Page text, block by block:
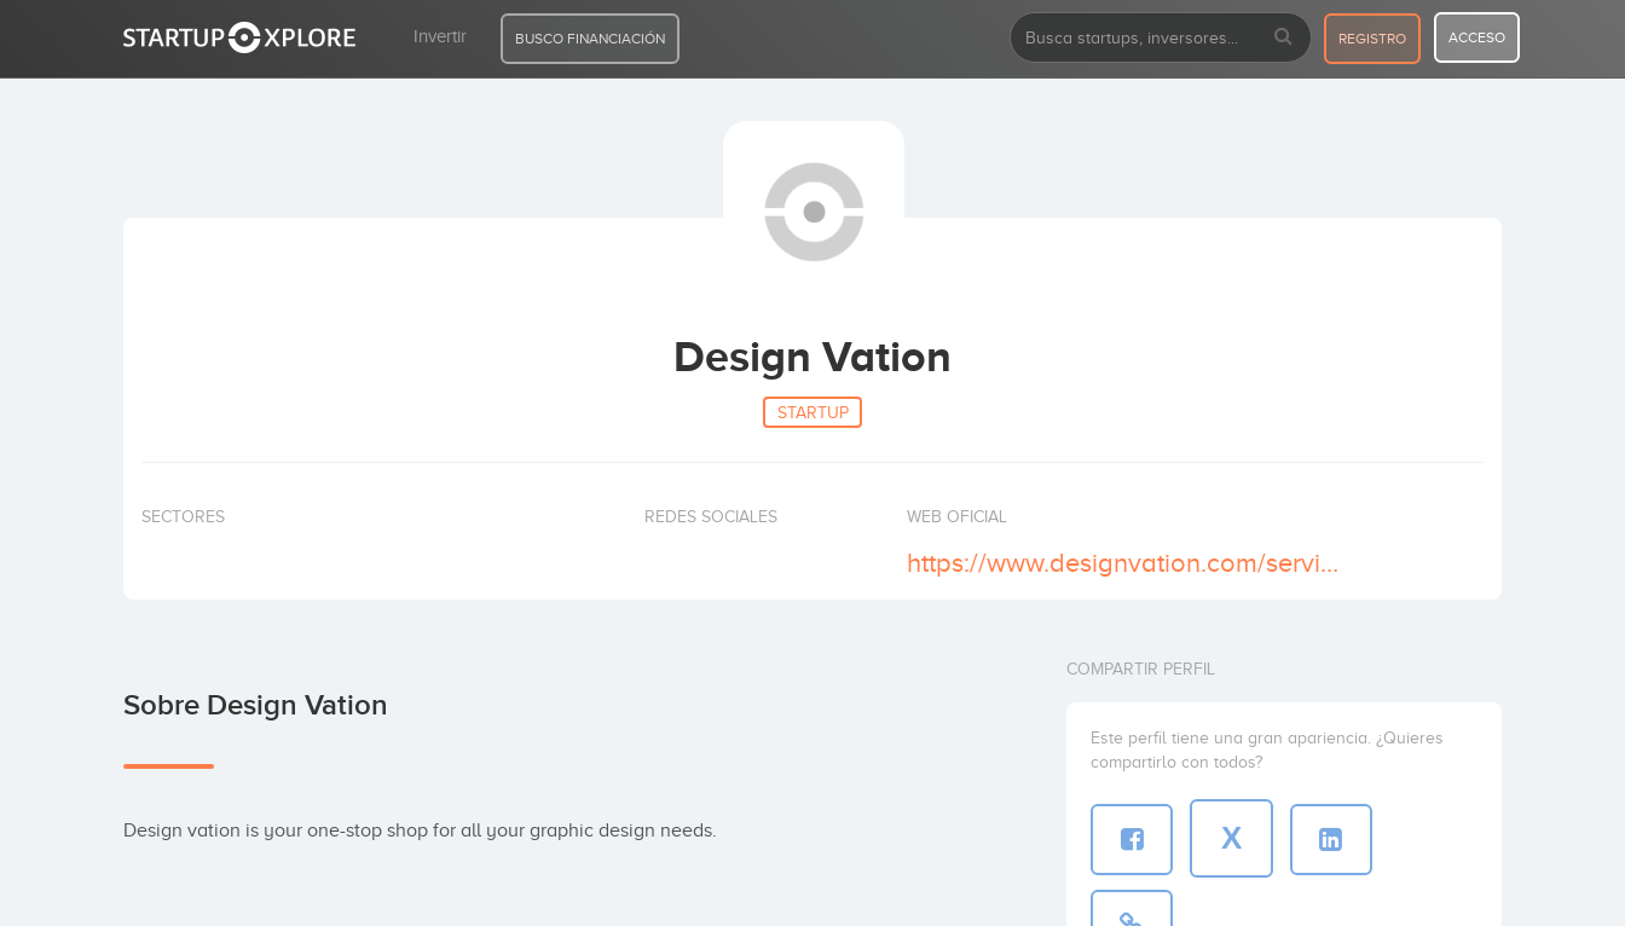
Invertir BUSCO FINANCIACIÓN REGISTRO ACCESO
Design Vation
STARTUP
SECTORES REDES SOCIALES WEB OFICIAL
https://www.designvation.com/service/logo-design
Sobre Design Vation
Design vation is your one-stop shop for all your graphic design needs.
COMPARTIR PERFIL
Este perfil tiene una gran apariencia. ¿Quieres
compartirlo con todos?
X